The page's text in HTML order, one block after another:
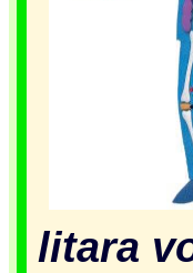
litara